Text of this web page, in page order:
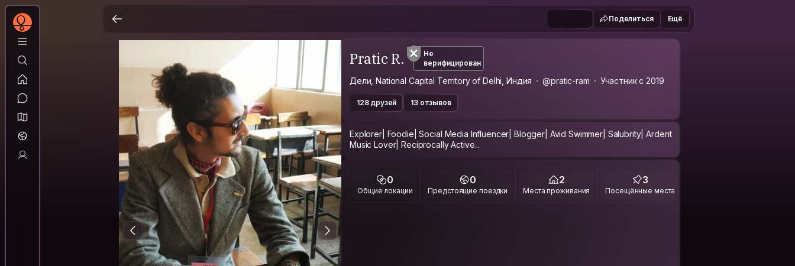
Поделиться Ещё
Pratic R.
Не
верифицирован
Дели, National Capital Territory of Delhi, Индия @pratic-ram Участник с 2019
128 друзей 13 отзывов
Explorer| Foodie| Social Media Influencer| Blogger| Avid Swimmer| Salubrity| Ardent
Music Lover| Reciprocally Active...
0
Общие локации
0
Предстоящие поездки
2
Места проживания
3
Посещённые места